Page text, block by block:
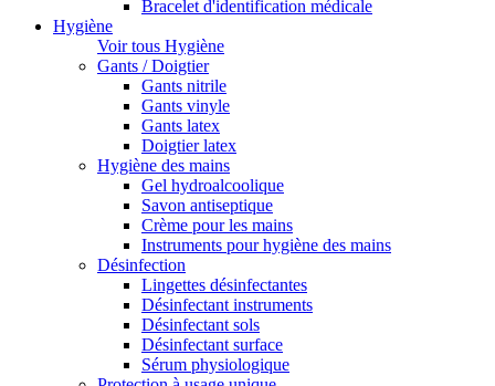
Bracelet d'identification médicale
Hygiène
Voir tous Hygiène
Gants / Doigtier
Gants nitrile
Gants vinyle
Gants latex
Doigtier latex
Hygiène des mains
Gel hydroalcoolique
Savon antiseptique
Crème pour les mains
Instruments pour hygiène des mains
Désinfection
Lingettes désinfectantes
Désinfectant instruments
Désinfectant sols
Désinfectant surface
Sérum physiologique